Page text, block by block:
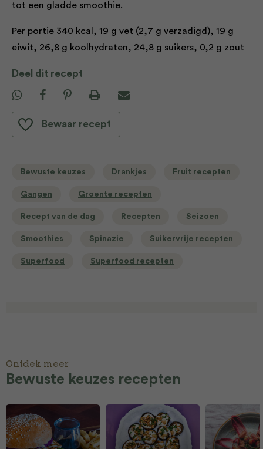
tot een gladde smoothie.
Per portie 340 kcal, 19 g vet (2,7 g verzadigd), 19 g
eiwit, 26,8 g koolhydraten, 24,8 g suikers, 0,2 g zout
Deel dit recept
Bewaar recept
Bewuste keuzes Drankjes Fruit recepten
Gangen Groente recepten
Recept van de dag Recepten Seizoen
Smoothies Spinazie Suikervrije recepten
Superfood Superfood recepten
Ontdek meer
Bewuste keuzes recepten